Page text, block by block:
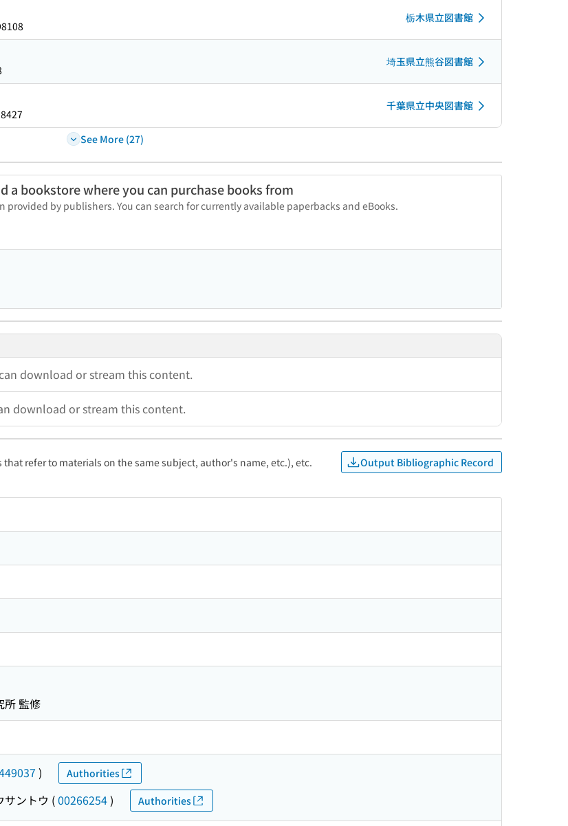
栃木県立図書館
埼玉県立熊谷図書館
千葉県立中央図書館
See More (27)
a bookstore where you can purchase books from
by publishers. You can search for currently available paperbacks and eBooks.
download or stream this content.
download or stream this content.
refer to materials on the same subject, author's name, etc.), etc. Output Bibliographic Record
所 監修
) Authorities
サントウ (00266254) Authorities